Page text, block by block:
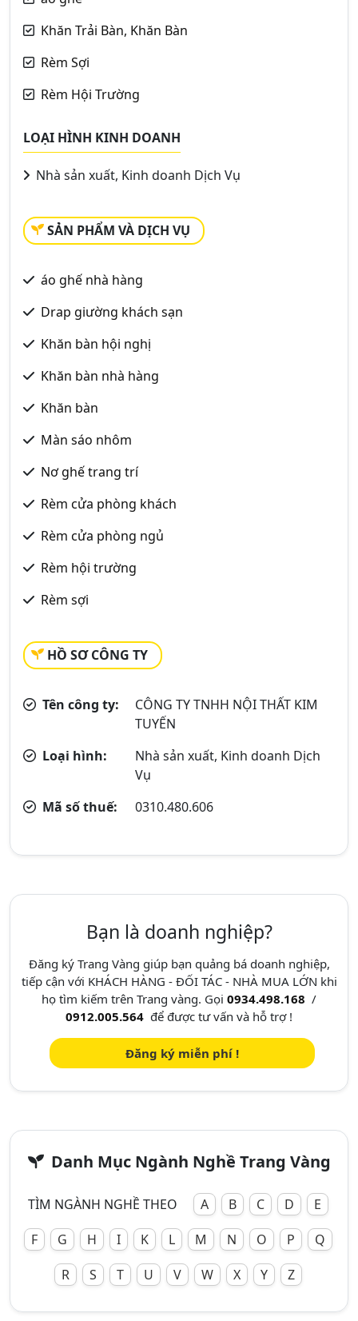
Khăn Trải Bàn, Khăn Bàn
Rèm Sợi
Rèm Hội Trường
LOẠI HÌNH KINH DOANH
Nhà sản xuất, Kinh doanh Dịch Vụ
SẢN PHẨM VÀ DỊCH VỤ
áo ghế nhà hàng
Drap giường khách sạn
Khăn bàn hội nghị
Khăn bàn nhà hàng
Khăn bàn
Màn sáo nhôm
Nơ ghế trang trí
Rèm cửa phòng khách
Rèm cửa phòng ngủ
Rèm hội trường
Rèm sợi
HỒ SƠ CÔNG TY
Tên công ty:
CÔNG TY TNHH NỘI THẤT KIM
TUYẾN
Loại hình:
Nhà sản xuất, Kinh doanh Dịch
Vụ
Mã số thuế:
0310.480.606
Bạn là doanh nghiệp?
Đăng ký Trang Vàng giúp bạn quảng bá doanh nghiệp,
tiếp cận với KHÁCH HÀNG - ĐỐI TÁC - NHÀ MUA LỚN khi
họ tìm kiếm trên Trang vàng. Gọi 0934.498.168 /
0912.005.564 để được tư vấn và hỗ trợ !
Đăng ký miễn phí !
Danh Mục Ngành Nghề Trang Vàng
TÌM NGÀNH NGHỀ THEO A B C D
E
F
G H I K L M N O P
Q
R
S T U V W X Y Z